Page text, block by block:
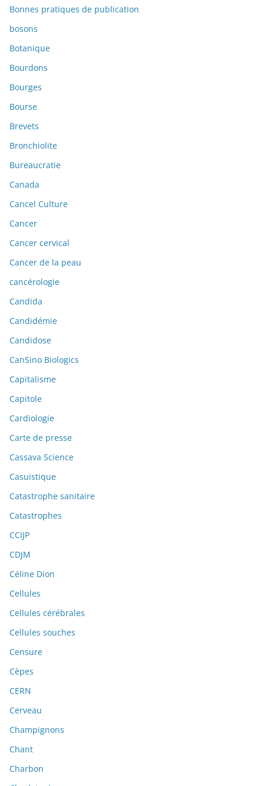
Bonnes pratiques de publication
bosons
Botanique
Bourdons
Bourges
Bourse
Brevets
Bronchiolite
Bureaucratie
Canada
Cancel Culture
Cancer
Cancer cervical
Cancer de la peau
cancérologie
Candida
Candidémie
Candidose
CanSino Biologics
Capitalisme
Capitole
Cardiologie
Carte de presse
Cassava Science
Casuistique
Catastrophe sanitaire
Catastrophes
CCIJP
CDJM
Céline Dion
Cellules
Cellules cérébrales
Cellules souches
Censure
Cèpes
CERN
Cerveau
Champignons
Chant
Charbon